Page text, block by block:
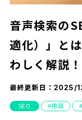
お役立ち資料
お問い合わせ
広告掲載に関するお
『SUNGROVE』につい
利用規約
広告掲載に関する規
音声検索の
適化）」と
わしく解説！
最終更新日： 2025/
SEO 用語